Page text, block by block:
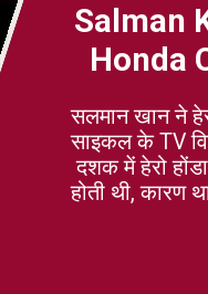
Salman
Honda
सलमान खान ने
साइकल के TV
दशक में हेरो
होती थी, कारण